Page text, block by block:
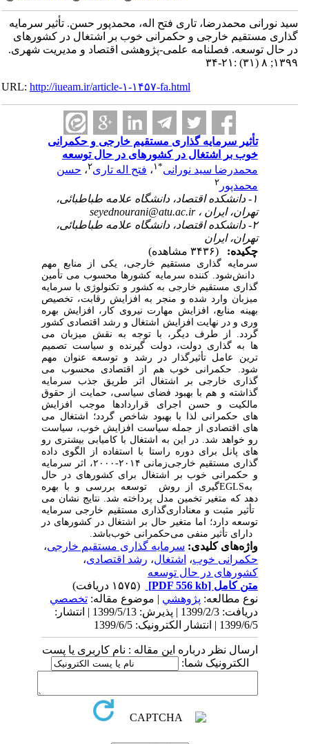
گذاری مستقیم خارجی و حکمرانی خوب بر اشتغال در کشورهای
در حال‎ توسعه. فصلنامه علمی-پژوهشی اقتصاد و مدیریت شهری.
۱۳۹۹; ۸ (۳۱) :۲۱-۳۴
URL:http://iueam.ir/article-۱-۱۴۵۷-fa.html
تأثیر سرمایه‎ گذاری مستقیم خارجی و حکمرانی
خوب بر اشتغال در کشورهای در حال‎ توسعه
محمدرضا سید نورانی
۱،فتح اله تاری۲ ،حسن
محمدپور
۱- دانشکده اقتصاد، دانشگاه علامه طباطبائی،
تهران، ایران ، seyednourani@atu.ac.ir
۲- دانشکده اقتصاد، دانشگاه علامه طباطبائی،
تهران، ایران
چکیده:
سرمایه‎گذاری مستقیم خارجی، یکی از منابع مهم
تأمین‎کننده سرمایه کشورها محسوب می‎شود.دانش
و تکنولوژی با سرمایه‎گذاری مستقیم خارجی به کشور
میزبان وارد شده و منجر به افزایش رقابت، تخصیص
بهینه منابع، افزایش مهارت نیروی کار، افزایش بهره
وری و در نهایت افزایش اشتغال و رشد اقتصادی کشور
میزبان می ‎گردد. از طرف دیگر، با توجه به نقش
تصمیم‎گیرنده و سیاست‎گذاری دولت، دولت‎ ها به
عنوان مهم‎ترین عامل تأثیرگذار در رشد و توسعه
اقتصادی محسوب می
‌شود. حکمرانی خوب هم از
طریق جذب سرمایه ‎گذاری خارجی بر اشتغال اثر
گذاشته و هم با بهبود فضای سیاسی، حمایت از حقوق
مالکیت و حسن اجرای قراردادها موجب افزایش
اشتغال می ‌گردد؛
های حکمرانی
خوب، سیاست ‌های اقتصادی از جمله سیاست افزایش
اشتغال با کامیابی بیشتری رو
به ر‌و خواهد شد. در این
راستا با استفاده از الگوی داده ‌های پانل برای دوره
زمانی ۲۰۱۴-۲۰۰۰، اثر سرمایهگذاری مستقیم خارجی
و حکمرانی خوب بر اشتغال برای کشورهای در حال
‌توسعه بررسی و با بهره
‎ گیری از روشEGLS
تخمین مدل پرداخته شد. نتایج نشان می ‌دهد که متغیر
سرمایه
تأثیر مثبت و معناداری
بر اشتغال در کشورهای در حال‎توسعه دارد؛ اما متغیر
حکمرانی خوبدارای تأثیر منفی می باشد.
واژه‌های کلیدی:سرمایه‎ گذاری مستقیم خارجی
،
حکمرانی خوب،اشتغال،رشد اقتصادی،
کشورهای در حال ‎توسعه
متن کامل[PDF 556 kb]
نوع مطالعه:پژوهشي| موضوع مقاله:تخصصي
دریافت: 1399/2/3 | پذیرش: 1399/5/13 | انتشار:
1399/6/5 | انتشار الکترونیک: 1399/6/5
ارسال نظر درباره این مقاله : نام کاربری یا پست
الکترونیک شما: